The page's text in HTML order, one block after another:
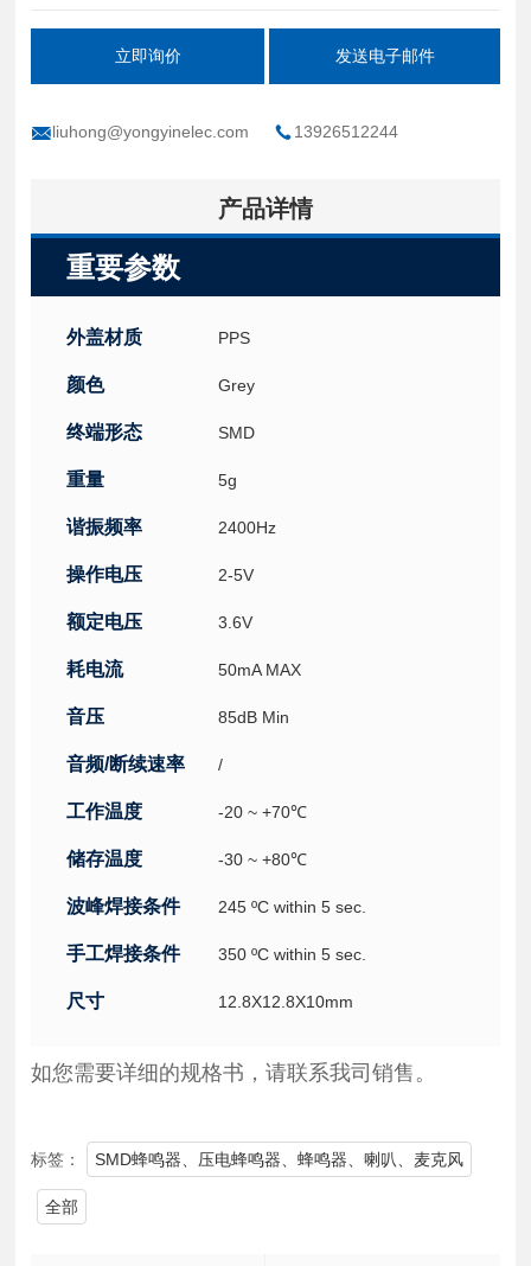
立即询价 发送电子邮件
liuhong@yongyinelec.com 13926512244
产品详情
重要参数
外盖材质 PPS
颜色 Grey
终端形态 SMD
重量 5g
谐振频率 2400Hz
操作电压 2-5V
额定电压 3.6V
耗电流 50mA MAX
音压 85dB Min
音频/断续速率 /
工作温度 -20 ~ +70℃
储存温度 -30 ~ +80℃
波峰焊接条件 245 ºC within 5 sec.
手工焊接条件 350 ºC within 5 sec.
尺寸 12.8X12.8X10mm
如您需要详细的规格书，请联系我司销售。
标签： SMD蜂鸣器、压电蜂鸣器、蜂鸣器、喇叭、麦克风
全部